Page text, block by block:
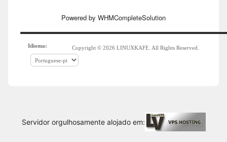
Powered by WHMCompleteSolution
Copyright © 2026 LINUXKAFE. All Rights Reserved.
Idioma:
Servidor orgulhosamente alojado em: